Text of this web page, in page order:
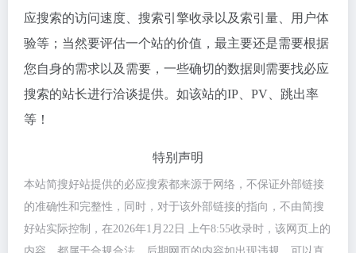
应搜索的访问速度、搜索引擎收录以及索引量、用户体
验等；当然要评估一个站的价值，最主要还是需要根据
您自身的需求以及需要，一些确切的数据则需要找必应
搜索的站长进行洽谈提供。如该站的IP、PV、跳出率
等！
特别声明
本站简搜好站提供的必应搜索都来源于网络，不保证外部链接
的准确性和完整性，同时，对于该外部链接的指向，不由简搜
好站实际控制，在2026年1月22日 上午8:55收录时，该网页上的